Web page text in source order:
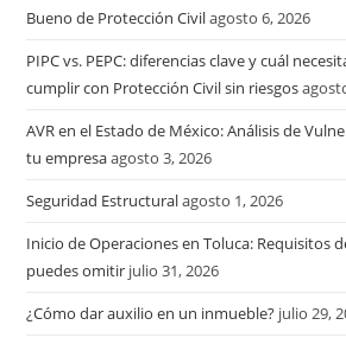
Bueno de Protección Civilagosto 6, 2026
PIPC vs. PEPC: diferencias clave y cuál
cumplir con Protección Civil sin riesgos
AVR en el Estado de México: Análisis de
tu empresaagosto 3, 2026
Seguridad Estructuralagosto 1, 2026
Inicio de Operaciones en Toluca: Requisitos
puedes omitir julio 31, 2026
¿Cómo dar auxilio en un inmueble? julio 29,